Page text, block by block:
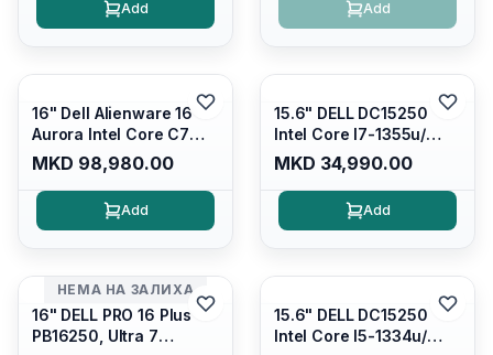
Backlit Kb/ Platinum
Add
Display/ Backlit Kb/
Add
16" Dell Alienware 16
Aurora Intel Core C7
240H /16GB RAM DDR5
5600mhz/ 1TB SSD M.2
Nvme/rtx4050 6GB/
Wqxga(2560x1600)
Win 11 Home/
MKD 98,980.00
Add
15.6" DELL DC15250
Intel Core I7-1355u/
16GB DDR4 / 512GB SSD
M.2 2230/ Intel UHD
Graphics/ 120Hz Anti-
glare FULLHD LED
MKD 34,990.00
Add
НЕМА НА ЗАЛИХА
16" DELL PRO 16 Plus
PB16250, Ultra 7
15.6" DELL DC15250
Intel Core I5-1334u/